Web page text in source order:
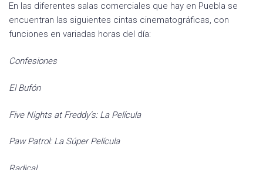
En las diferentes salas comerciales que hay en Puebla se
encuentran las siguientes cintas cinematográficas, con
funciones en variadas horas del día:
Confesiones
El Bufón
Five Nights at Freddy’s: La Película
Paw Patrol: La Súper Película